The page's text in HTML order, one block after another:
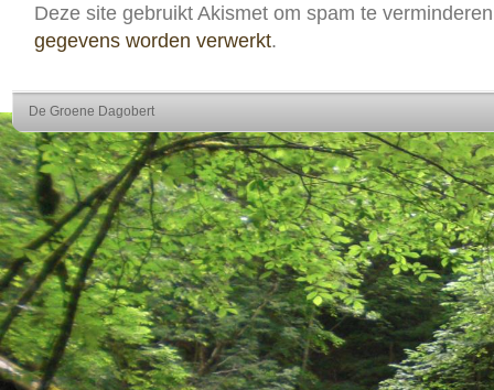
Deze site gebruikt Akismet om spam te
gegevens worden verwerkt.
De Groene Dagobert